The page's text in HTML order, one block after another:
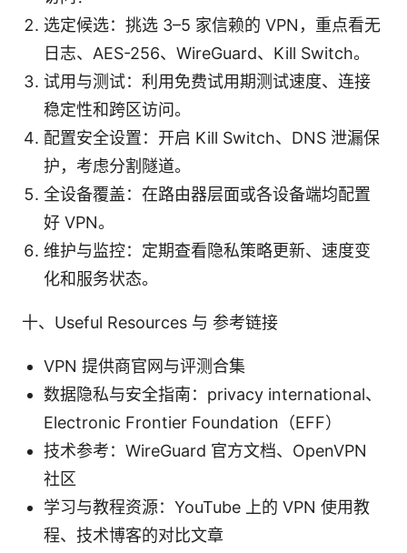
选定候选：挑选 3–5 家信赖的 VPN，重点看无
日志、AES-256、WireGuard、Kill Switch。
试用与测试：利用免费试用期测试速度、连接
稳定性和跨区访问。
配置安全设置：开启 Kill Switch、DNS 泄漏保
护，考虑分割隧道。
全设备覆盖：在路由器层面或各设备端均配置
好 VPN。
维护与监控：定期查看隐私策略更新、速度变
化和服务状态。
十、Useful Resources 与 参考链接
VPN 提供商官网与评测合集
数据隐私与安全指南：privacy international、
Electronic Frontier Foundation（EFF）
技术参考：WireGuard 官方文档、OpenVPN
社区
学习与教程资源：YouTube 上的 VPN 使用教
程、技术博客的对比文章